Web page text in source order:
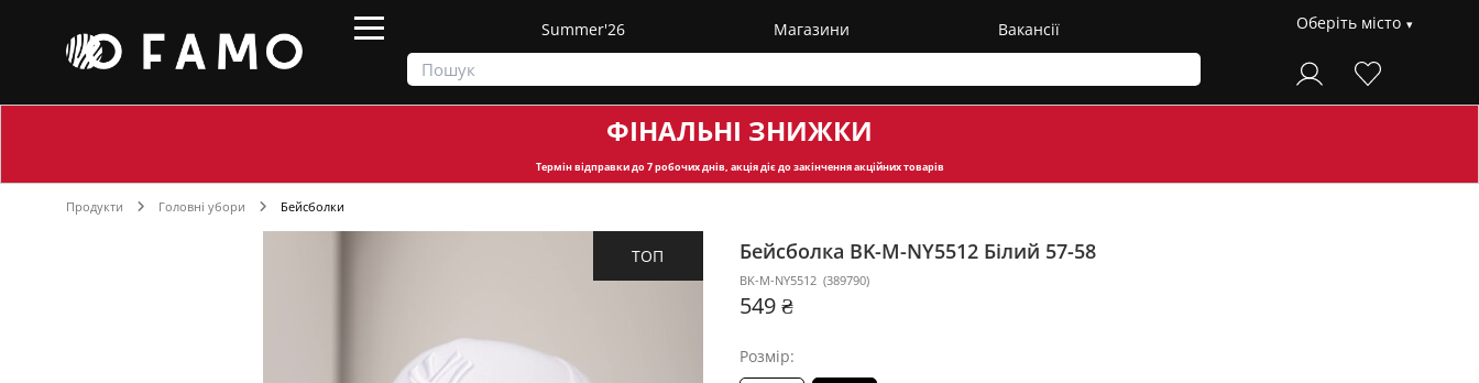
Summer'26 Магазини Вакансії Оберіть місто
ФІНАЛЬНІ ЗНИЖКИ
Термін відправкидо 7 робочих днів, акція діє до закінчення акційних товарів
Продукти Головні убори Бейсболки
ТОП Бейсболка BK-M-NY5512 Білий 57-58
BK-M-NY5512 (389790)
549 ₴
Розмір: